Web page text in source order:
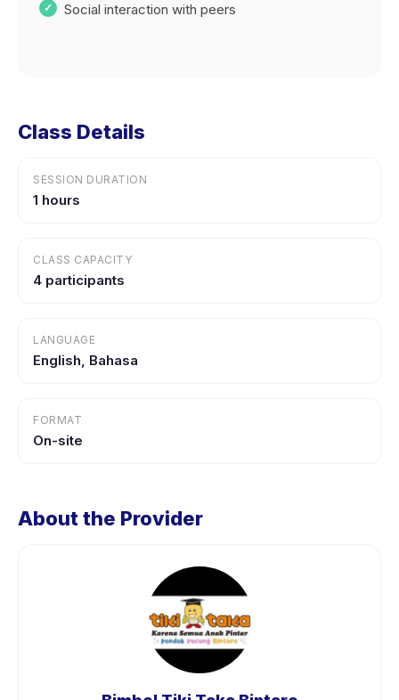
Social interaction with peers
Class Details
SESSION DURATION
1 hours
CLASS CAPACITY
4 participants
LANGUAGE
English, Bahasa
FORMAT
On-site
About the Provider